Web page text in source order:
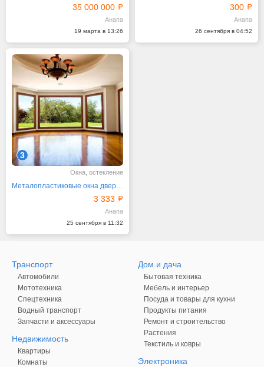
35 000 000
Анапа
19 марта в 13:26
300
Анапа
26 сентября в 04:52
3
Окна, остекление
3 333
Анапа
25 сентября в 11:32
Транспорт
Автомобили
Мототехника
Спецтехника
Водный транспорт
Запчасти и аксессуары
Недвижимость
Квартиры
Комнаты
Дом и дача
Бытовая техника
Мебель и интерьер
Посуда и товары для кухни
Продукты питания
Ремонт и строительство
Растения
Текстиль и ковры
Электроника